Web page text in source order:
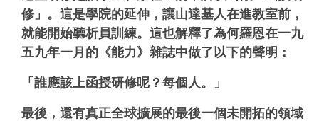
修」。這是學院的延伸，讓山達基人在進教室前，
就能開始聽析員訓練。這也解釋了為何羅恩在一九
五九年一月的《能力》雜誌中做了以下的聲明：
「誰應該上函授研修呢？每個人。」
最後，還有真正全球擴展的最後一個未開拓的領域